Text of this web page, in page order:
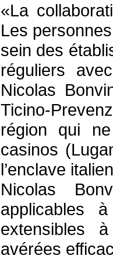
«La
Les
sein des
réguliers
Nicolas
Ticino-
région qui
casinos
l’enclave
Nicolas
applicables
extensibles
avérées